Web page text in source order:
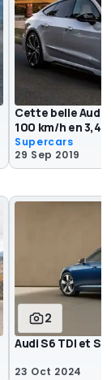
Cette belle Audi
100 km/h en 3,4
Supercars
29 Sep 2019
2
Audi S6 TDI et S7
23 Oct 2024